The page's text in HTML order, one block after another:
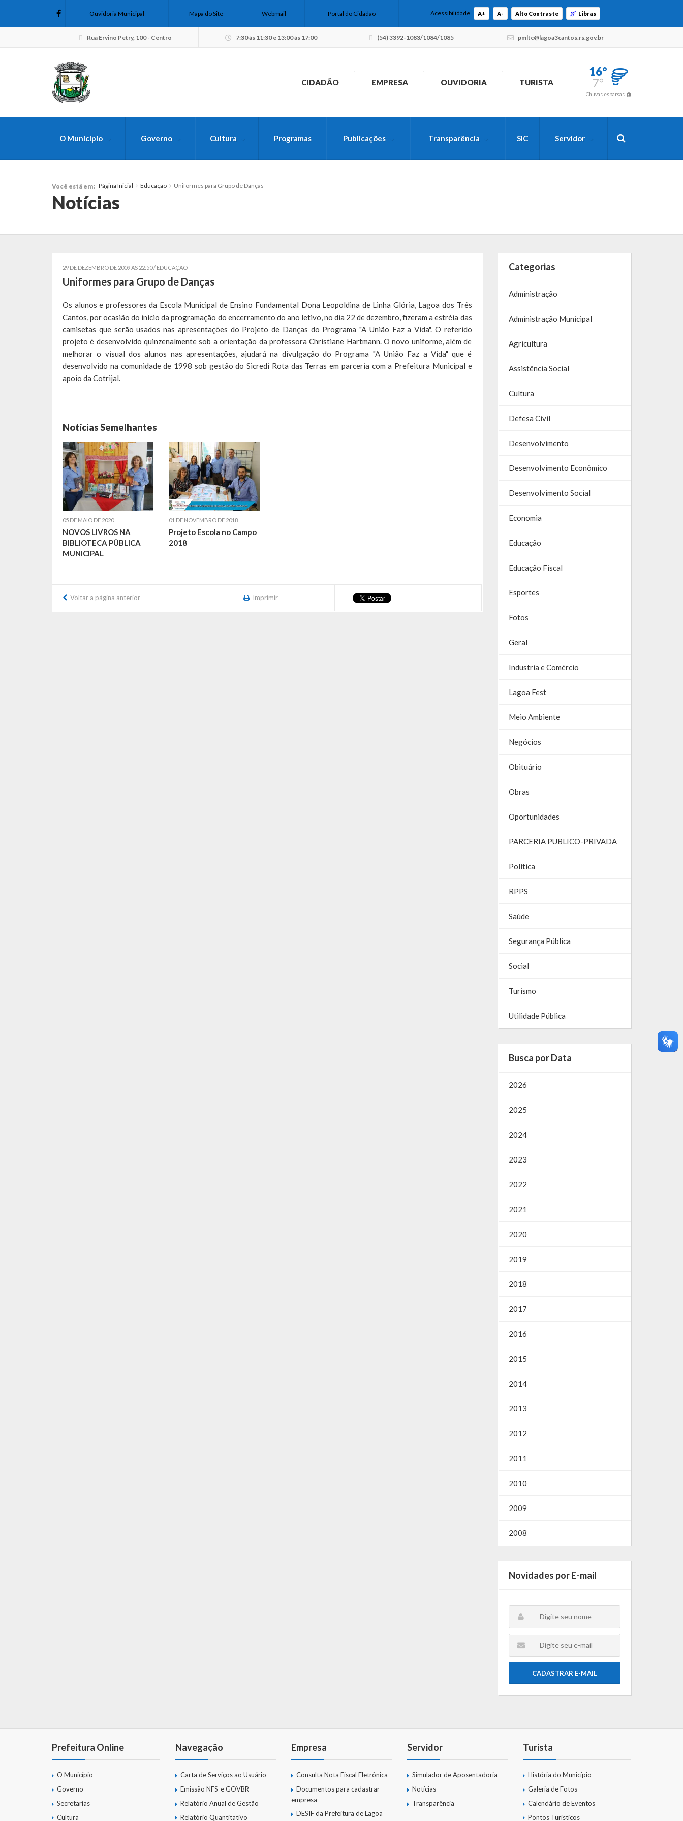
Ouvidoria Municipal Mapa do Site Webmail Portal do Cidadão Acessibilidade A+ A- Alto Contraste Libras
Rua Ervino Petry, 100 - Centro 7:30 às 11:30 e 13:00 às 17:00 (54) 3392-1083/1084/1085 pmltc@lagoa3cantos.rs.gov.br
CIDADÃO EMPRESA OUVIDORIA TURISTA
16°
7°
Chuvas esparsas
O Município Governo Cultura Programas Publicações Transparência SIC Servidor
Você está em: Página Inicial Educação Uniformes para Grupo de Danças
Notícias
29 DE DEZEMBRO DE 2009 AS 22:50 / EDUCAÇÃO
Uniformes para Grupo de Danças
Os alunos e professores da Escola Municipal de Ensino Fundamental Dona Leopoldina de Linha Glória, Lagoa dos Três
Cantos, por ocasião do início da programação do encerramento do ano letivo, no dia 22 de dezembro, fizeram a estréia das
camisetas que serão usados nas apresentações do Projeto de Danças do Programa "A União Faz a Vida". O referido
projeto é desenvolvido quinzenalmente sob a orientação da professora Christiane Hartmann. O novo uniforme, além de
melhorar o visual dos alunos nas apresentações, ajudará na divulgação do Programa "A União Faz a Vida" que é
desenvolvido na comunidade de 1998 sob gestão do Sicredi Rota das Terras em parceria com a Prefeitura Municipal e
apoio da Cotrijal.
Notícias Semelhantes
05 DE MAIO DE 2020
NOVOS LIVROS NA
BIBLIOTECA PÚBLICA
MUNICIPAL
01 DE NOVEMBRO DE 2018
Projeto Escola no Campo
2018
Voltar a página anterior Imprimir
Categorias
Administração
Administração Municipal
Agricultura
Assistência Social
Cultura
Defesa Civil
Desenvolvimento
Desenvolvimento Econômico
Desenvolvimento Social
Economia
Educação
Educação Fiscal
Esportes
Fotos
Geral
Industria e Comércio
Lagoa Fest
Meio Ambiente
Negócios
Obituário
Obras
Oportunidades
PARCERIA PUBLICO-PRIVADA
Política
RPPS
Saúde
Segurança Pública
Social
Turismo
Utilidade Pública
Busca por Data
2026
2025
2024
2023
2022
2021
2020
2019
2018
2017
2016
2015
2014
2013
2012
2011
2010
2009
2008
Novidades por E-mail
CADASTRAR E-MAIL
Prefeitura Online
O Município
Governo
Secretarias
Cultura
Navegação
Carta de Serviços ao Usuário
Emissão NFS-e GOVBR
Relatório Anual de Gestão
Relatório Quantitativo
Empresa
Consulta Nota Fiscal Eletrônica
Documentos para cadastrar
empresa
DESIF da Prefeitura de Lagoa
Servidor
Simulador de Aposentadoria
Notícias
Transparência
Turista
História do Município
Galeria de Fotos
Calendário de Eventos
Pontos Turísticos